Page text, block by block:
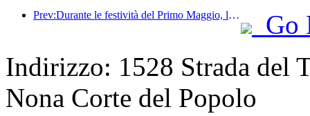
Prev:Durante le festività del Primo Maggio, la ferrovia del delta del fiume Yangtze ha trasportato oltre 21,38 milioni di passeggeri.
Go
Indirizzo: 1528 Strada del
Nona Corte del Popolo